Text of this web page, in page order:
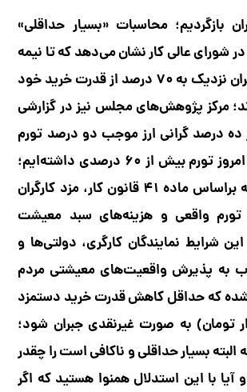
بازگردیم؛ محاسبات «بسیار حداقلی»
در شورای عالی کار نشان می‌دهد که تا نیمه
مردادماه ۹۷ کارگران نزدیک به ۷۰ درصد از قدرت خرید خود
مرکز پژوهش‌های مجلس نیز در گزارشی
ده درصد گرانی ارز موجب دو درصد تورم
می‌شود؛ یعنی تا امروز تورم بیش از ۶۰ درصدی داشته‌ایم؛
این درحالیست که براساس ماده ۴۱ قانون کار، مزد کارگران
تورم واقعی و هزینه‌های سبد معیشت
شرایط نمایندگان کارگری، دولتی‌ها و
به پذیرش واقعیت‌های معیشتی مردم
شده که حداقل کاهش قدرت خرید دستمزد
(۸۰۰ هزار تومان) به صورت غیرنقدی جبران شود؛
بسیار حداقلی و ناکافی است را چقدر
با این استدلال همنوا هستید که اگر